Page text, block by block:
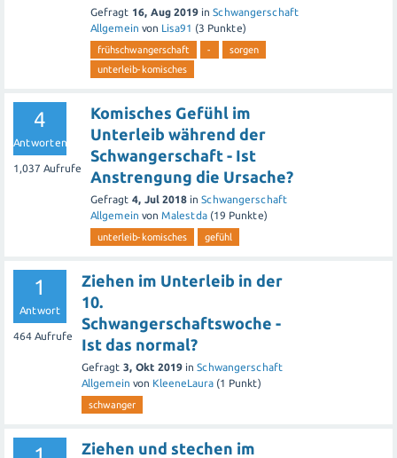
Gefragt 16, Aug 2019 in Schwangerschaft
Allgemein von Lisa91 (3 Punkte)
frühschwangerschaft -
sorgen
unterleib-komisches
4
Antworten
1,037 Aufrufe
Komisches Gefühl im
Unterleib während der
Schwangerschaft - Ist
Anstrengung die Ursache?
Gefragt 4, Jul 2018 in Schwangerschaft
Allgemein von Malestda (19 Punkte)
unterleib-komisches gefühl
1
Antwort
464 Aufrufe
Ziehen im Unterleib in der
10.
Schwangerschaftswoche -
Ist das normal?
Gefragt 3, Okt 2019 in Schwangerschaft
Allgemein von KleeneLaura (1 Punkt)
schwanger
Ziehen und stechen im